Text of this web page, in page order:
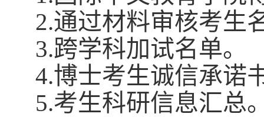
2.通过材料审核考生
3.跨学科加试名单。
4.博士考生诚信承诺
5.考生科研信息汇总